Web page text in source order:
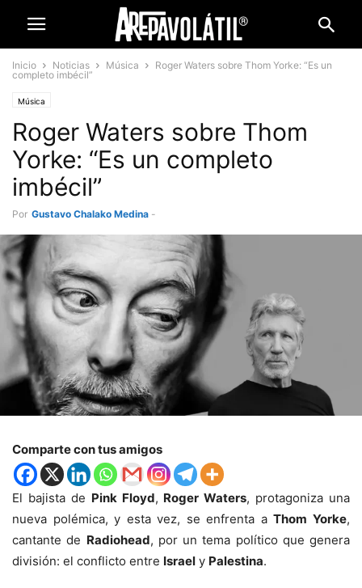
Inicio Noticias Música
Roger Waters sobre Thom Yorke: “Es un
completo imbécil”
Música
Roger Waters sobre Thom
Yorke: “Es un completo
imbécil”
Por Gustavo Chalako Medina -
Comparte con tus amigos
El bajista de Pink Floyd, Roger Waters, protagoniza una
nueva polémica, y esta vez, se enfrenta aThom Yorke,
cantante de Radiohead, por un tema político que genera
división: el conflicto entre Israel y Palestina.